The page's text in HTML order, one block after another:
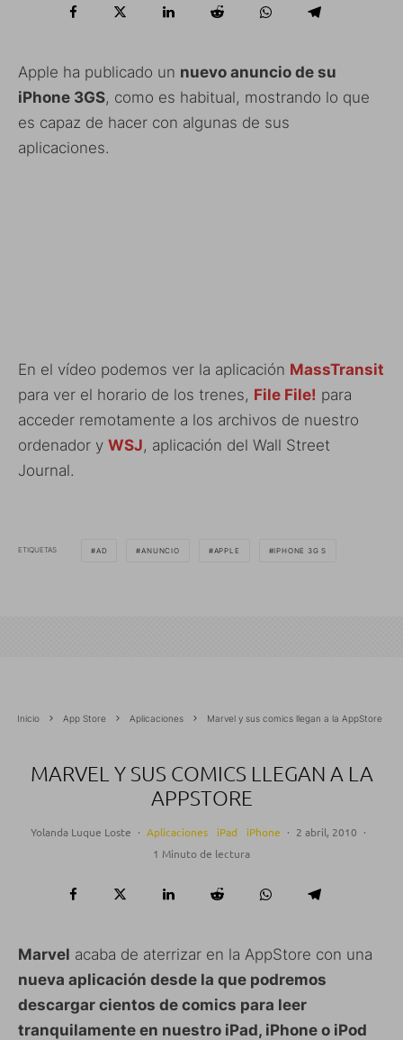
Apple ha publicado un nuevo anuncio de su
iPhone 3GS, como es habitual, mostrando lo que
es capaz de hacer con algunas de sus
aplicaciones.
En el vídeo podemos ver la aplicación MassTransit
para ver el horario de los trenes, File File! para
acceder remotamente a los archivos de nuestro
ordenador y WSJ, aplicación del Wall Street
Journal.
ETIQUETAS AD ANUNCIO APPLE IPHONE 3G S
Inicio App Store Aplicaciones Marvel y sus comics llegan a la AppStore
MARVEL Y SUS COMICS LLEGAN A LA
APPSTORE
Yolanda Luque Loste · Aplicaciones iPad iPhone · 2 abril, 2010 ·
1 Minuto de lectura
Marvel acaba de aterrizar en la AppStore con una
nueva aplicación desde la que podremos
descargar cientos de comics para leer
tranquilamente en nuestro iPad, iPhone o iPod